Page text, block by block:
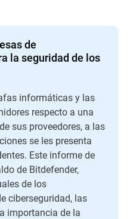
de
la seguridad de los
informáticas y las
respecto a una
sus proveedores, a las
se les presenta
Este informe de
de Bitdefender,
de los
ciberseguridad, las
importancia de la